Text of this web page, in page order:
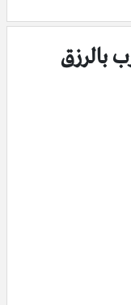
بالرزق